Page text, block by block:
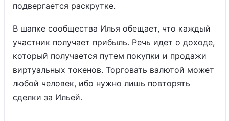
подвергается раскрутке.
В шапке сообщества Илья обещает, что каждый
участник получает прибыль. Речь идет о доходе,
который получается путем покупки и продажи
виртуальных токенов. Торговать валютой может
любой человек, ибо нужно лишь повторять
сделки за Ильей.